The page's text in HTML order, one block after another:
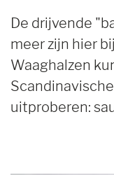
De drijvende
meer zijn hier
Waaghalzen
uitproberen: